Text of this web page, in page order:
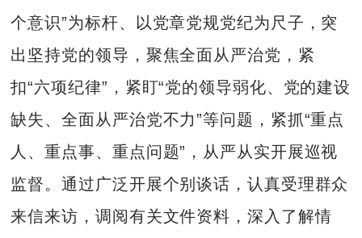
个意识”为标杆、以党章党规党纪为尺子，突
出坚持党的领导，聚焦全面从严治党，紧
扣“六项纪律”，紧盯“党的领导弱化、党的建设
缺失、全面从严治党不力”等问题，紧抓“重点
人、重点事、重点问题”，从严从实开展巡视
监督。通过广泛开展个别谈话，认真受理群众
来信来访，调阅有关文件资料，深入了解情